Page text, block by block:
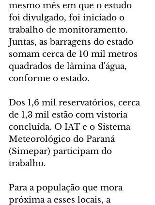
mesmo mês em que o estudo
foi divulgado, foi iniciado o
trabalho de monitoramento.
Juntas, as barragens do estado
somam cerca de 10 mil metros
quadrados de lâmina d'água,
conforme o estado.
Dos 1,6 mil reservatórios, cerca
de 1,3 mil estão com vistoria
concluída. O IAT e o Sistema
Meteorológico do Paraná
(Simepar) participam do
trabalho.
Para a população que mora
próxima a esses locais, a